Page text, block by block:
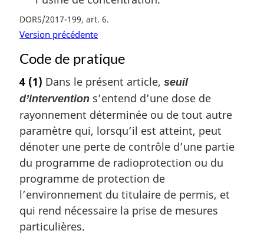
DORS/2017-199, art. 6
Version précédente
Code de pratique
4 (1) Dans le présent article, seuil
d’intervention s’entend d’une dose de
rayonnement déterminée ou de tout autre
paramètre qui, lorsqu’il est atteint, peut
dénoter une perte de contrôle d’une partie
du programme de radioprotection ou du
programme de protection de
l’environnement du titulaire de permis, et
qui rend nécessaire la prise de mesures
particulières.